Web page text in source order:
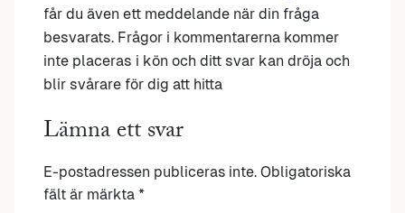
får du även ett meddelande när din fråga
besvarats. Frågor i kommentarerna kommer
inte placeras i kön och ditt svar kan dröja och
blir svårare för dig att hitta
Lämna ett svar
E-postadressen publiceras inte. Obligatoriska
fält är märkta *